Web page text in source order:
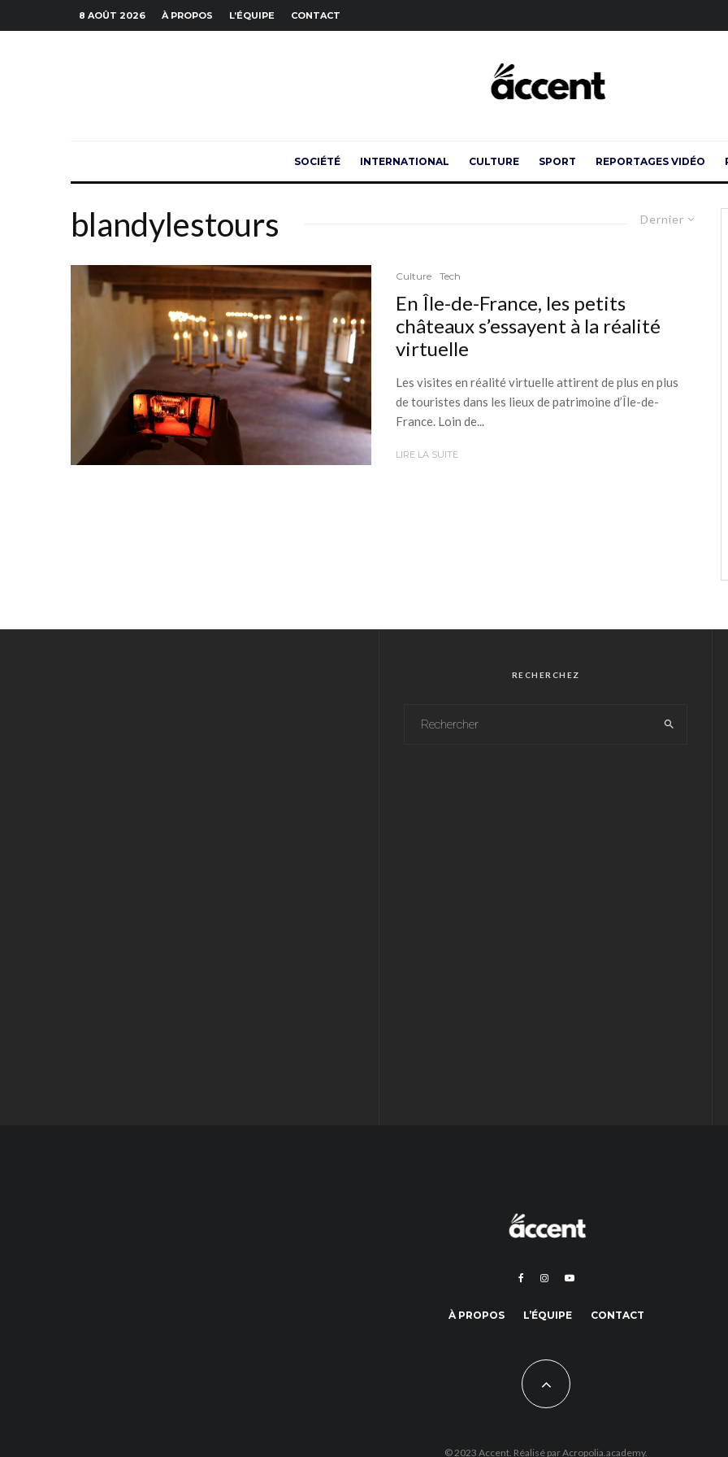
8 AOÛT 2026 À PROPOS L’ÉQUIPE CONTACT
SOCIÉTÉ INTERNATIONAL CULTURE SPORT REPORTAGES VIDÉO
Dernier
blandylestours
Culture Tech
En Île-de-France, les petits
châteaux s’essayent à la réalité
virtuelle
Les visites en réalité virtuelle attirent de plus en plus
de touristes dans les lieux de patrimoine d’Île-de-
France. Loin de...
LIRE LA SUITE
RECHERCHEZ
À PROPOS L’ÉQUIPE CONTACT
© 2023 Accent. Réalisé parAcropolia.academy.